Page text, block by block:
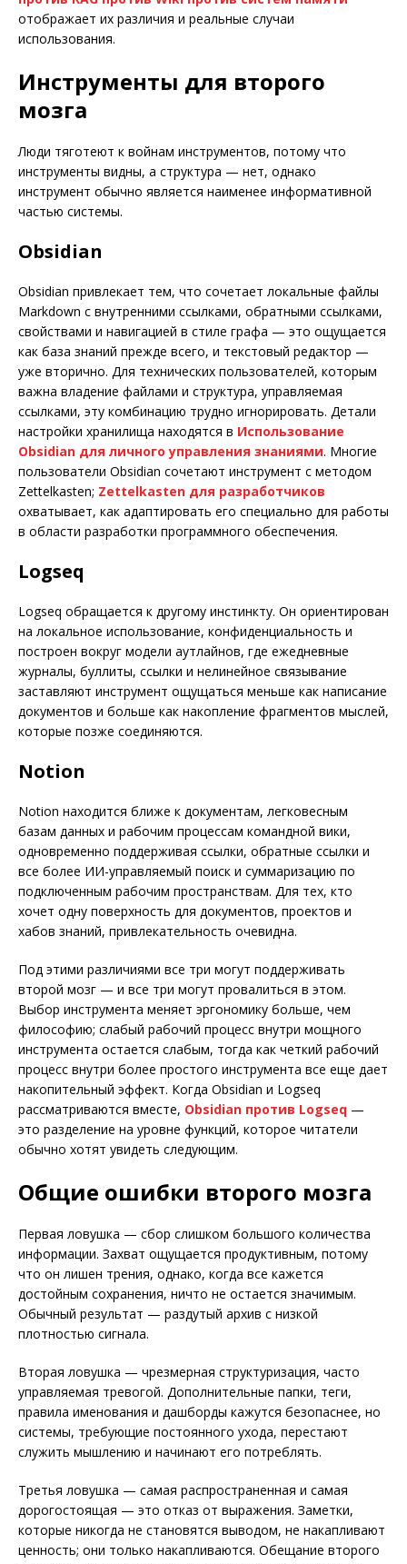
отображает их различия и реальные случаи
использования.
Инструменты для второго
мозга
Люди тяготеют к войнам инструментов, потому что
инструменты видны, а структура — нет, однако
инструмент обычно является наименее информативной
частью системы.
Obsidian
Obsidian привлекает тем, что сочетает локальные файлы
Markdown с внутренними ссылками, обратными ссылками,
свойствами и навигацией в стиле графа — это ощущается
как база знаний прежде всего, и текстовый редактор —
уже вторично. Для технических пользователей, которым
важна владение файлами и структура, управляемая
ссылками, эту комбинацию трудно игнорировать. Детали
настройки хранилища находятся в Использование
Obsidian для личного управления знаниями. Многие
пользователи Obsidian сочетают инструмент с методом
Zettelkasten; Zettelkasten для разработчиков
охватывает, как адаптировать его специально для работы
в области разработки программного обеспечения.
Logseq
Logseq обращается к другому инстинкту. Он ориентирован
на локальное использование, конфиденциальность и
построен вокруг модели аутлайнов, где ежедневные
журналы, буллиты, ссылки и нелинейное связывание
заставляют инструмент ощущаться меньше как написание
документов и больше как накопление фрагментов мыслей,
которые позже соединяются.
Notion
Notion находится ближе к документам, легковесным
базам данных и рабочим процессам командной вики,
одновременно поддерживая ссылки, обратные ссылки и
все более ИИ-управляемый поиск и суммаризацию по
подключенным рабочим пространствам. Для тех, кто
хочет одну поверхность для документов, проектов и
хабов знаний, привлекательность очевидна.
Под этими различиями все три могут поддерживать
второй мозг — и все три могут провалиться в этом.
Выбор инструмента меняет эргономику больше, чем
философию; слабый рабочий процесс внутри мощного
инструмента остается слабым, тогда как четкий рабочий
процесс внутри более простого инструмента все еще дает
накопительный эффект. Когда Obsidian и Logseq
рассматриваются вместе, Obsidian против Logseq —
это разделение на уровне функций, которое читатели
обычно хотят увидеть следующим.
Общие ошибки второго мозга
Первая ловушка — сбор слишком большого количества
информации. Захват ощущается продуктивным, потому
что он лишен трения, однако, когда все кажется
достойным сохранения, ничто не остается значимым.
Обычный результат — раздутый архив с низкой
плотностью сигнала.
Вторая ловушка — чрезмерная структуризация, часто
управляемая тревогой. Дополнительные папки, теги,
правила именования и дашборды кажутся безопаснее, но
системы, требующие постоянного ухода, перестают
служить мышлению и начинают его потреблять.
Третья ловушка — самая распространенная и самая
дорогостоящая — это отказ от выражения. Заметки,
которые никогда не становятся выводом, не накапливают
ценность; они только накапливаются. Обещание второго